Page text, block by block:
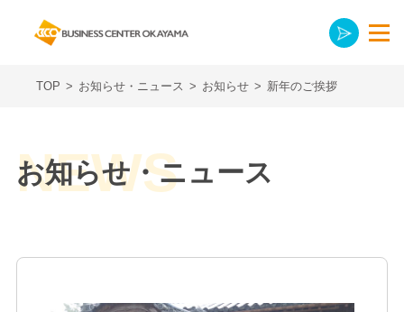
TOP > お知らせ・ニュース > お知らせ > 新年のご挨拶
お知らせ・ニュース